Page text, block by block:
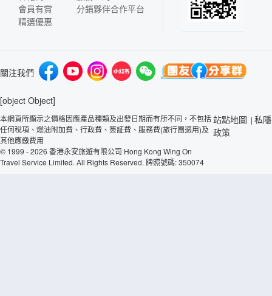
會員有賞
精選優惠
分銷夥伴合作平台
關注我們
[object Object]
本網頁所顯示之價格因應產品種類及出發日期而有所不同，不包括
任何稅項、燃油附加費、行政費、簽証費、服務費(旅行團適用)及
其他應繳費用
© 1999 - 2026 香港永安旅遊有限公司 Hong Kong Wing On
Travel Service Limited. All Rights Reserved. 牌照號碼: 350074
站點地圖 | 私隱
政策